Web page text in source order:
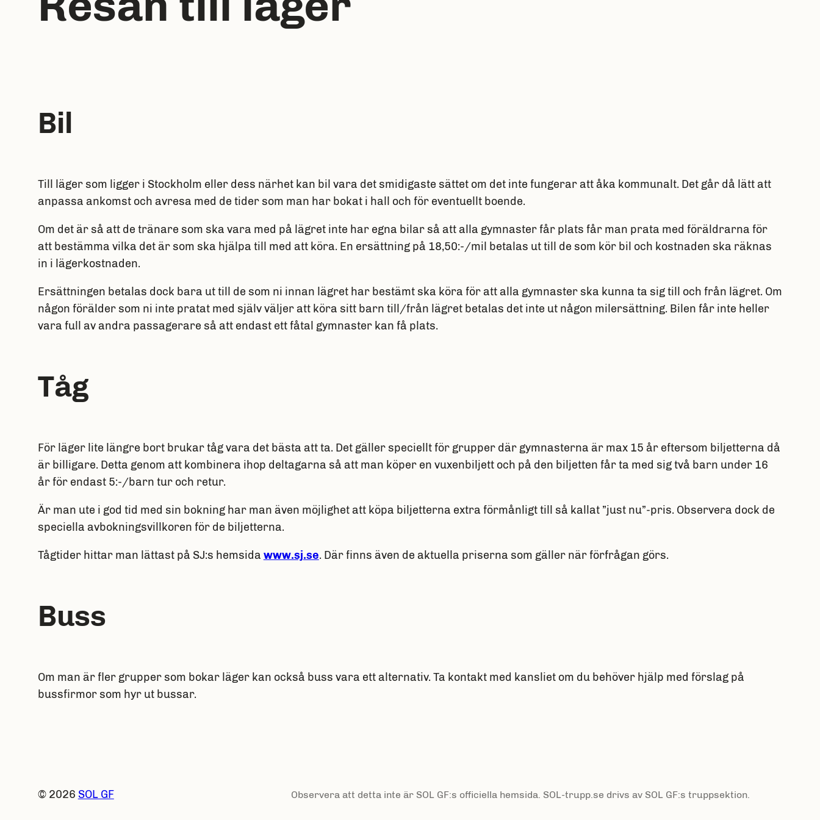
Bil
Till läger som ligger i Stockholm eller dess närhet kan bil vara det smidigaste sättet om det inte fungerar att åka kommunalt. Det går då lätt att
anpassa ankomst och avresa med de tider som man har bokat i hall och för eventuellt boende.
Om det är så att de tränare som ska vara med på lägret inte har egna bilar så att alla gymnaster får plats får man prata med föräldrarna för
att bestämma vilka det är som ska hjälpa till med att köra. En ersättning på 18,50:-/mil betalas ut till de som kör bil och kostnaden ska räknas
in i lägerkostnaden.
Ersättningen betalas dock bara ut till de som ni innan lägret har bestämt ska köra för att alla gymnaster ska kunna ta sig till och från lägret. Om
någon förälder som ni inte pratat med själv väljer att köra sitt barn till/från lägret betalas det inte ut någon milersättning. Bilen får inte heller
vara full av andra passagerare så att endast ett fåtal gymnaster kan få plats.
Tåg
För läger lite längre bort brukar tåg vara det bästa att ta. Det gäller speciellt för grupper där gymnasterna är max 15 år eftersom biljetterna då
är billigare. Detta genom att kombinera ihop deltagarna så att man köper en vuxenbiljett och på den biljetten får ta med sig två barn under 16
år för endast 5:-/barn tur och retur.
Är man ute i god tid med sin bokning har man även möjlighet att köpa biljetterna extra förmånligt till så kallat ”just nu”-pris. Observera dock de
speciella avbokningsvillkoren för de biljetterna.
Tågtider hittar man lättast på SJ:s hemsida www.sj.se. Där finns även de aktuella priserna som gäller när förfrågan görs.
Buss
Om man är fler grupper som bokar läger kan också buss vara ett alternativ. Ta kontakt med kansliet om du behöver hjälp med förslag på
bussfirmor som hyr ut bussar.
© 2026 SOL GF Observera att detta inte är SOL GF:s officiella hemsida. SOL-trupp.se drivs av SOL GF:s truppsektion.